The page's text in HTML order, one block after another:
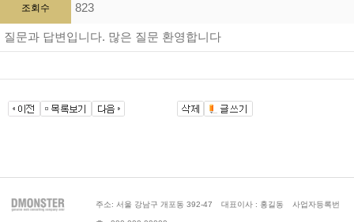
조회수 823
질문과 답변입니다. 많은 질문 환영합니다
주소: 서울 강남구 개포동 392-47 대표이사 : 홍길동 사업자등록번